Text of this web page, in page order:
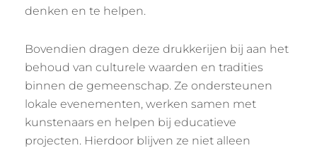
denken en te helpen.
Bovendien dragen deze drukkerijen bij aan het
behoud van culturele waarden en tradities
binnen de gemeenschap. Ze ondersteunen
lokale evenementen, werken samen met
kunstenaars en helpen bij educatieve
projecten. Hierdoor blijven ze niet alleen